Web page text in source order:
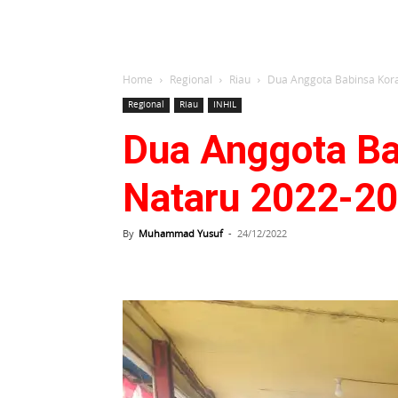
Home Regional Riau Dua Anggota Babinsa
Regional Riau INHIL
Dua Anggota
Nataru 2022-
By Muhammad Yusuf - 24/12/2022